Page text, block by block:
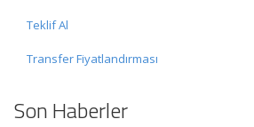
Teklif Al
Transfer Fiyatlandırması
Son Haberler